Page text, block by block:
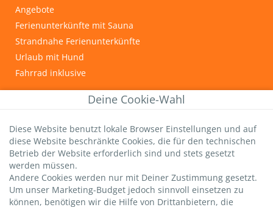
Deine Cookie-Wahl
Diese Website benutzt lokale Browser Einstellungen und auf
diese Website beschränkte Cookies, die für den technischen
Betrieb der Website erforderlich sind und stets gesetzt
werden müssen.
Andere Cookies werden nur mit Deiner Zustimmung gesetzt.
Um unser Marketing-Budget jedoch sinnvoll einsetzen zu
können, benötigen wir die Hilfe von Drittanbietern, die
Angebote
Ferienunterkünfte mit Sauna
Strandnahe Ferienunterkünfte
Urlaub mit Hund
Fahrrad inklusive
INFOS & TIPPS
Wichtige Gästeinfos
Infos zur Kurtaxe
Hundestrände
DTV-Sterne
strandsommer-Bewertung